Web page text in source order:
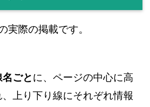
実際の掲載です。
ごと に、ページの中心に高
上り下り線にそれぞれ情報